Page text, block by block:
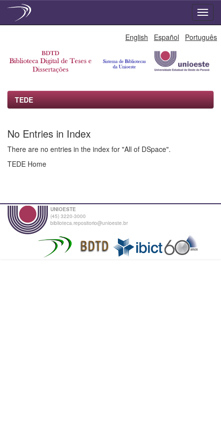
English Español Português
TEDE
No Entries in Index
There are no entries in the index for "All of DSpace".
TEDE Home
UNIOESTE
(45) 3220-3000
biblioteca.repositorio@unioeste.br